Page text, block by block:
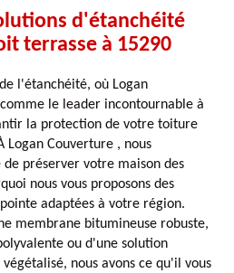
d'étanchéité
terrasse à 15290
l'étanchéité, où Logan
le leader incontournable à
la protection de votre toiture
Couverture , nous
préserver votre maison des
nous vous proposons des
adaptées à votre région.
membrane bitumineuse robuste,
ou d'une solution
nous avons ce qu'il vous